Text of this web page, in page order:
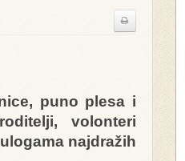
puno plesa i
volonteri
najdražih